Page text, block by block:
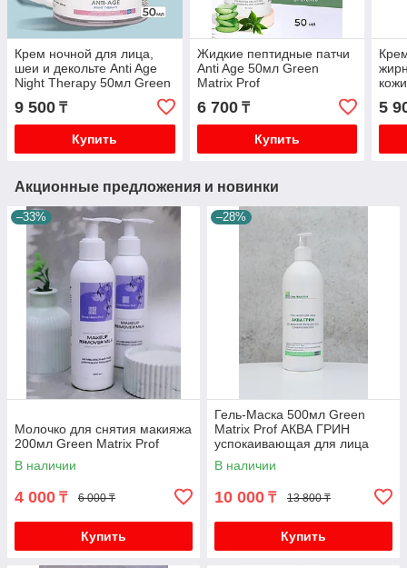
Крем ночной для лица,
шеи и декольте Anti Age
Night Therapy 50мл Green
Matrix Prof
9 500 ₸
Купить
Жидкие пептидные патчи
Anti Age 50мл Green
Matrix Prof
6 700₸
Купить
5
Акционные предложения и новинки
–33%
Молочко для снятия макияжа
200мл Green Matrix Prof
В наличии
4 000 ₸ 6 000 ₸
Купить
–28%
Гель-Маска 500мл Green
Matrix Prof АКВА ГРИН
успокаивающая для лица
В наличии
10 000 ₸ 13 800 ₸
Купить